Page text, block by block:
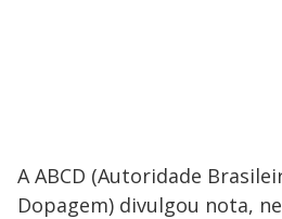
o
A ABCD (Autoridade
Dopagem) divulgou nota,